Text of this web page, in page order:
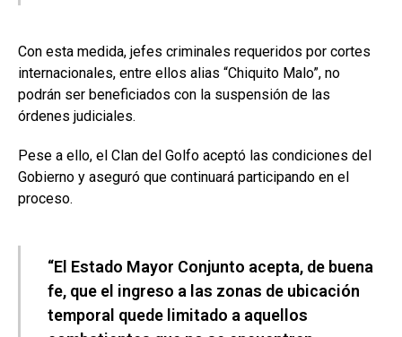
Con esta medida, jefes criminales requeridos por cortes
internacionales, entre ellos alias “Chiquito Malo”, no
podrán ser beneficiados con la suspensión de las
órdenes judiciales.
Pese a ello, el Clan del Golfo aceptó las condiciones del
Gobierno y aseguró que continuará participando en el
proceso.
“El Estado Mayor Conjunto acepta, de buena
fe, que el ingreso a las zonas de ubicación
temporal quede limitado a aquellos